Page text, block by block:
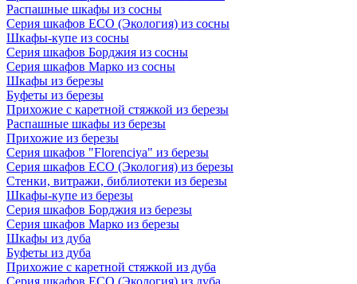
Распашные шкафы из сосны
Серия шкафов ECO (Экология) из сосны
Шкафы-купе из сосны
Серия шкафов Борджия из сосны
Серия шкафов Марко из сосны
Шкафы из березы
Буфеты из березы
Прихожие с каретной стяжкой из березы
Распашные шкафы из березы
Прихожие из березы
Серия шкафов "Florenciya" из березы
Серия шкафов ECO (Экология) из березы
Стенки, витражи, библиотеки из березы
Шкафы-купе из березы
Серия шкафов Борджия из березы
Серия шкафов Марко из березы
Шкафы из дуба
Буфеты из дуба
Прихожие с каретной стяжкой из дуба
Серия шкафов ECO (Экология) из дуба